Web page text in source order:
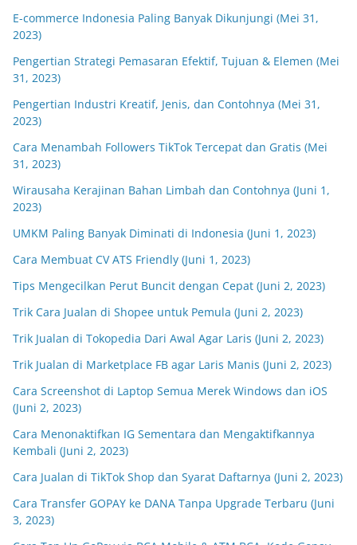
E-commerce Indonesia Paling Banyak Dikunjungi (Mei 31,
2023)
Pengertian Strategi Pemasaran Efektif, Tujuan & Elemen (Mei
31, 2023)
Pengertian Industri Kreatif, Jenis, dan Contohnya (Mei 31,
2023)
Cara Menambah Followers TikTok Tercepat dan Gratis (Mei
31, 2023)
Wirausaha Kerajinan Bahan Limbah dan Contohnya (Juni 1,
2023)
UMKM Paling Banyak Diminati di Indonesia (Juni 1, 2023)
Cara Membuat CV ATS Friendly (Juni 1, 2023)
Tips Mengecilkan Perut Buncit dengan Cepat (Juni 2, 2023)
Trik Cara Jualan di Shopee untuk Pemula (Juni 2, 2023)
Trik Jualan di Tokopedia Dari Awal Agar Laris (Juni 2, 2023)
Trik Jualan di Marketplace FB agar Laris Manis (Juni 2, 2023)
Cara Screenshot di Laptop Semua Merek Windows dan iOS
(Juni 2, 2023)
Cara Menonaktifkan IG Sementara dan Mengaktifkannya
Kembali (Juni 2, 2023)
Cara Jualan di TikTok Shop dan Syarat Daftarnya (Juni 2, 2023)
Cara Transfer GOPAY ke DANA Tanpa Upgrade Terbaru (Juni
3, 2023)